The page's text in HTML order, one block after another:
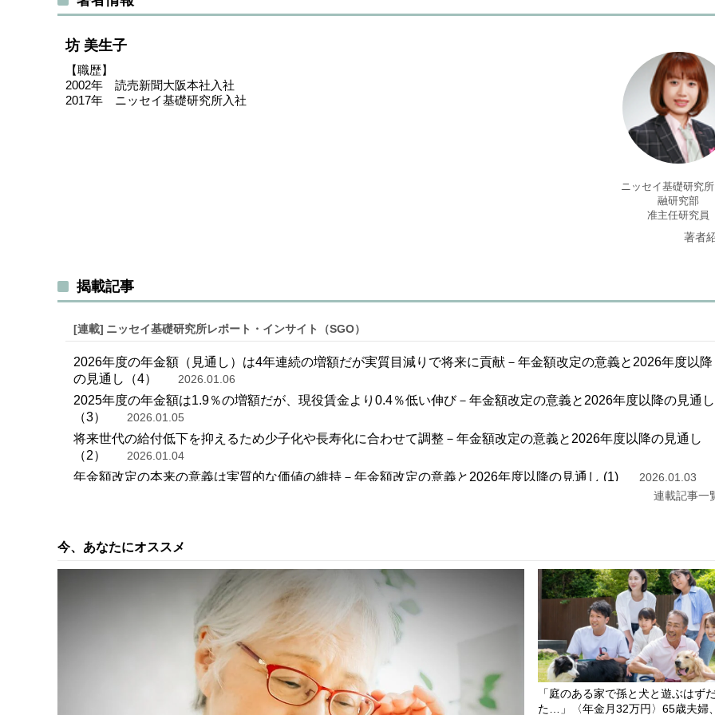
坊 美生子
【職歴】
2002年 読売新聞大阪本社入社
2017年 ニッセイ基礎研究所入社
ニッセイ基礎研究
融研究部
准主任研究員
著者
揭載記事
[連載] ニッセイ基礎研究所レポート・インサイト（SGO）
2026年度の年金額（見通し）は4年連続の増額だが実質目減りで将来に貢献－年金額改定の意義と2026年度以降
の見通し（4）
2026.01.06
2025年度の年金額は1.9％の増額だが、現役賃金より0.4％低い伸び－年金額改定の意義と2026年度以降の見通し
（3）
2026.01.05
将来世代の給付低下を抑えるため少子化や長寿化に合わせて調整－年金額改定の意義と2026年度以降の見通し
（2）
2026.01.04
年金額改定の本来の意義は実質的な価値の維持－年金額改定の意義と2026年度以降の見通し (1) 2026.01.03
連載記事一
今、あなたにオススメ
「庭のある家で孫と犬と遊ぶはず
た…」〈年金月32万円〉65歳夫婦